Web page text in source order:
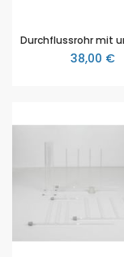
38,00 €